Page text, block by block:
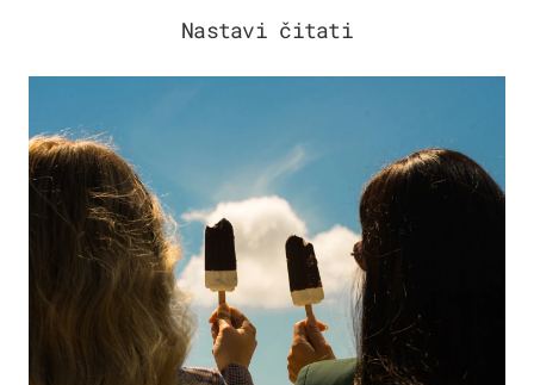
Nastavi čitati